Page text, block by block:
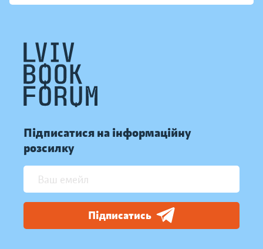
Підписатися на інформаційну
розсилку
Підписатись